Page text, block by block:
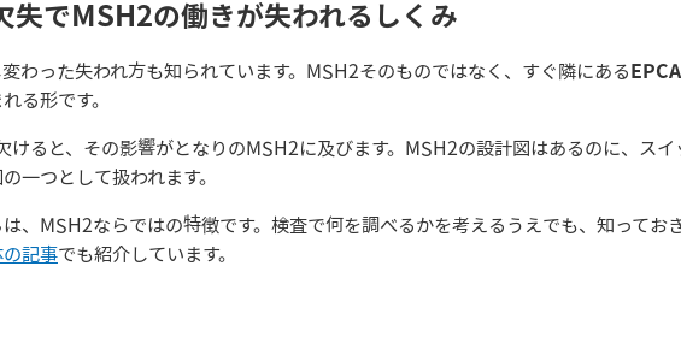
失でMSH2の働きが失われるしくみ
わった失われ方も知られています。MSH2そのものではなく、すぐ隣にある
る形です。
けると、その影響がとなりのMSH2に及びます。MSH2の設計図はあるのに、ス
一つとして扱われます。
、MSH2ならではの特徴です。検査で何を調べるかを考えるうえでも、知ってお
の記事でも紹介しています。